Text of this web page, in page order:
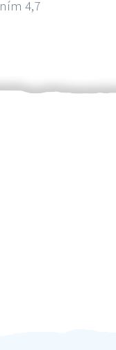
4,7